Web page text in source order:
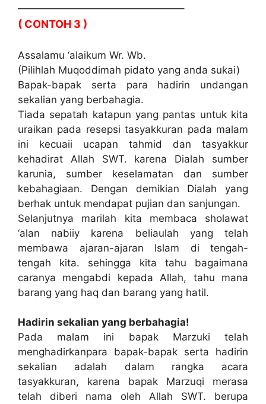
————————————————–
( CONTOH 3 )
Assalamu ‘alaikum Wr. Wb.
(Pilihlah Muqoddimah pidato yang anda sukai)
Bapak-bapak serta para hadirin undangan
sekalian yang berbahagia.
Tiada sepatah katapun yang pantas untuk kita
uraikan pada resepsi tasyakkuran pada malam
ini kecuaii ucapan tahmid dan tasyakkur
kehadirat Allah SWT. karena Dialah sumber
karunia, sumber keselamatan dan sumber
kebahagiaan. Dengan demikian Dialah yang
berhak untuk mendapat pujian dan sanjungan.
Selanjutnya marilah kita membaca sholawat
‘alan nabiiy karena beliaulah yang telah
membawa ajaran-ajaran Islam di tengah-
tengah kita. sehingga kita tahu bagaimana
caranya mengabdi kepada Allah, tahu mana
barang yang haq dan barang yang hatil.
Hadirin sekalian yang berbahagia!
Pada malam ini bapak Marzuki telah
menghadirkanpara bapak-bapak serta hadirin
sekalian adalah dalam rangka acara
tasyakkuran, karena bapak Marzuqi merasa
telah diberi nama oleh Allah SWT. berupa